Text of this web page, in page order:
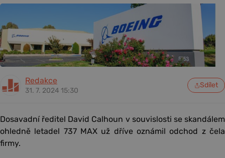
Redakce
31. 7. 2024 15:30
Sdílet
Dosavadní ředitel David Calhoun v souvislosti se skandálem
ohledně letadel 737 MAX už dříve oznámil odchod z čela
firmy.